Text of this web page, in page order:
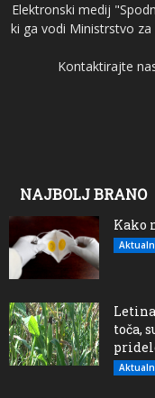
Elektronski medij
ki ga vodi Ministrstvo
Kontaktirajte
NAJBOLJ BRANO
Kako
toča,